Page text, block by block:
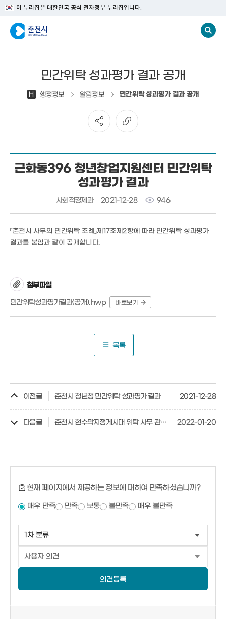
이 누리집은 대한민국 공식 전자정부 누리집입니다.
민간위탁 성과평가 결과 공개
H 행정정보 알림정보 민간위탁 성과평가 결과 공개
근화동396 청년창업지원센터 민간위탁
성과평가 결과
사회적경제과 2021-12-28 946
「춘천시 사무의 민간위탁 조례」제17조제2항에 따라 민간위탁 성과평가
결과를 붙임과 같이 공개합니다.
첨부파일
민간위탁성과평가결과(공개).hwp
바로보기
목록
이전글 춘천시 청년청 민간위탁 성과평가 결과 2021-12-28
다음글 춘천시 현수막지정게시대 위탁 사무 관리 성과평가 결과 공개 2022-01-20
현재 페이지에서 제공하는 정보에 대하여 만족하셨습니까?
매우 만족 만족 보통 불만족 매우 불만족
의견등록